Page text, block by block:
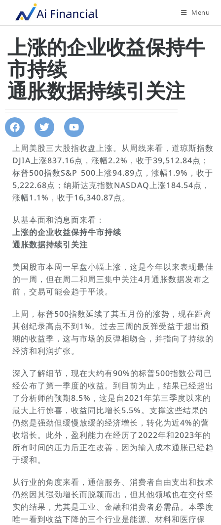
Menu
上涨的企业收益保持牛
市持续
通胀数据持续引关注
上周美股三大股指收盘上涨。从周线来看，道琼斯指数
DJIA上涨837.16点，涨幅2.2%，收于39,512.84点；
标普500指数S&P 500上涨94.89点，涨幅1.9%，收于
5,222.68点；纳斯达克指数NASDAQ上涨184.54点，
涨幅1.1%，收于16,340.87点。
从基本面和消息面来看：
上涨的企业收益保持牛市持续
通胀数据持续引关注
美国股市本周一早盘小幅上涨，这是今年以来表现最佳
的一周，但在周二和周三集中关注4月通胀数据发布之
前，交易可能会趋于平淡。
上周，标普500指数延续了其五月份的涨势，现在距离
其创纪录高点不到1%。过去三周的反弹受益于超出预
期的收益季，这与市场的反弹相吻合，并指向了持续的
经济和利润扩张。
深入了解细节，现在大约有90%的标普500指数公司已
经公布了第一季度的收益。到目前为止，结果已经超出
了分析师的预期8.5%，这是自2021年第三季度以来的
最大上行惊喜，收益同比增长5.5%。支撑这些结果的
仍然是强劲但缓慢放缓的经济增长，转化为近4%的营
收增长。此外，盈利能力在经历了2022年和2023年的
所有时间的压力后正在改善，因为输入成本通胀已经趋
于缓和。
从行业的角度来看，通信服务、消费者自由支出和技术
仍然因其强劲增长而脱颖而出，但其他领域也在交付坚
实的结果，尤其是工业、金融和消费者必需品。本季度
唯一看到收益下降的三个行业是能源、材料和医疗保